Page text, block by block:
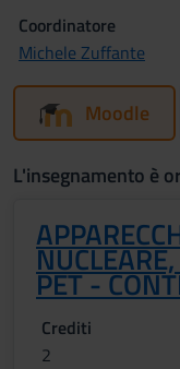
Coordinatore
Michele Zuffante
Moodle
L'insegnamento è
PET -
Crediti
2